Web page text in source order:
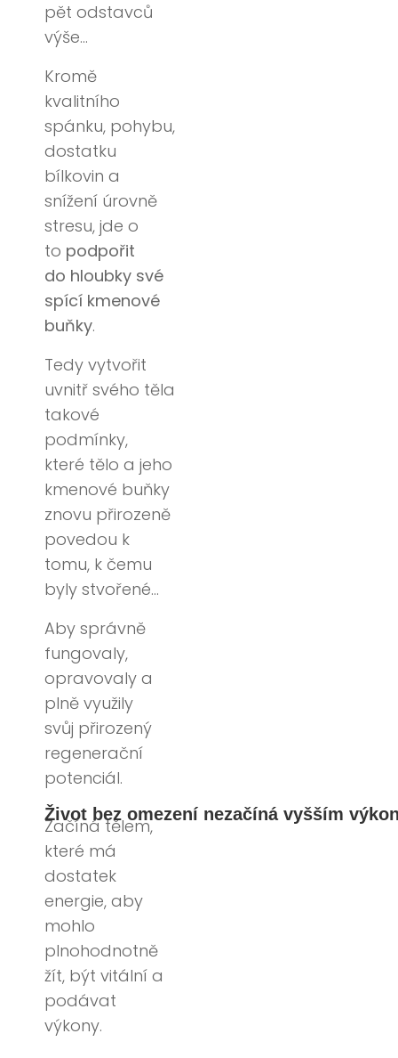
pět odstavců
výše…
Kromě
kvalitního
spánku, pohybu,
dostatku
bílkovin a
snížení úrovně
stresu, jde o
to podpořit
do hloubky své
spící kmenové
buňky.
Tedy vytvořit
uvnitř svého těla
takové
podmínky,
které tělo a jeho
kmenové buňky
znovu přirozeně
povedou k
tomu, k čemu
byly stvořené…
Aby správně
fungovaly,
opravovaly a
plně využily
svůj přirozený
regenerační
potenciál.
Život bez omezení nezačíná vyšším
Začíná tělem,
které má
dostatek
energie, aby
mohlo
plnohodnotně
žít, být vitální a
podávat
výkony.